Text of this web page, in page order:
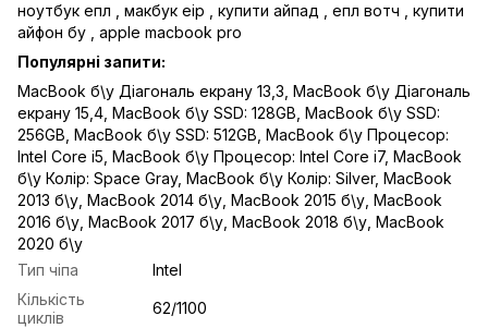
ноутбук епл макбук еір купити айпад епл вотч
купити
айфон бу
apple macbook pro
Популярні запити:
MacBook б\у Діагональ екрану 13,3 MacBook б\у Діагональ
екрану 15,4 MacBook б\у SSD: 128GB MacBook б\у SSD:
256GB MacBook б\у SSD: 512GB MacBook б\у Процесор:
Intel Core i5 MacBook б\у Процесор: Intel Core i7, MacBook
б\у Колір: Space Gray, MacBook б\у Колір: Silver, MacBook
2013 б\у MacBook 2014 б\у MacBook 2015 б\у MacBook
2016 б\у MacBook 2017 б\у MacBook 2018 б\у MacBook
2020 б\у
Тип чіпа
Intel
Кількість
циклів
62/1100